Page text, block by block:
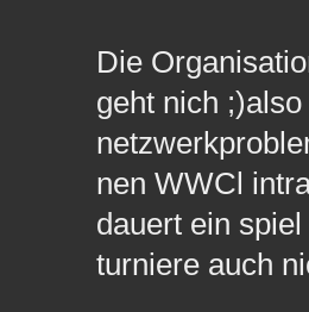
Die
geht nich
nen WWCl
dauert ein
turniere auch